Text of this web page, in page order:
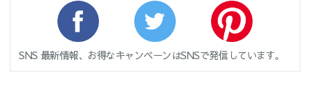
SNS 最新情報、お得なキャンペーンはSNSで発信しています。